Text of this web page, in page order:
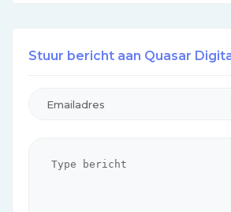
Stuur bericht aan Quasar